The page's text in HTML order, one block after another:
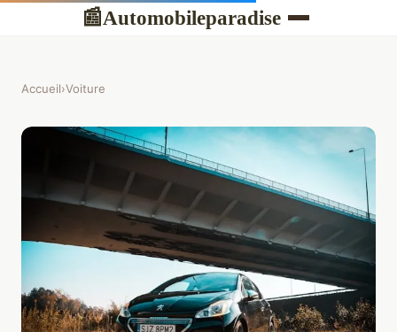
📰Automobileparadise
Accueil›Voiture